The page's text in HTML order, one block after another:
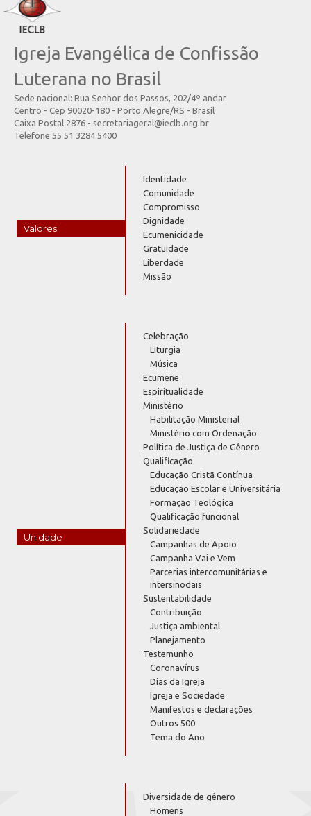
Igreja Evangélica de Confissão
Luterana no Brasil
Sede nacional: Rua Senhor dos Passos, 202/4º andar
Centro - Cep 90020-180 - Porto Alegre/RS - Brasil
Caixa Postal 2876 - secretariageral@ieclb.org.br
Telefone 55 51 3284.5400
Valores
Identidade
Comunidade
Compromisso
Dignidade
Ecumenicidade
Gratuidade
Liberdade
Missão
Unidade
Celebração
Liturgia
Música
Ecumene
Espiritualidade
Ministério
Habilitação Ministerial
Ministério com Ordenação
Política de Justiça de Gênero
Qualificação
Educação Cristã Contínua
Educação Escolar e Universitária
Formação Teológica
Qualificação funcional
Solidariedade
Campanhas de Apoio
Campanha Vai e Vem
Parcerias intercomunitárias e
intersinodais
Sustentabilidade
Contribuição
Justiça ambiental
Planejamento
Testemunho
Coronavírus
Dias da Igreja
Igreja e Sociedade
Manifestos e declarações
Outros 500
Tema do Ano
Diversidade de gênero
Homens